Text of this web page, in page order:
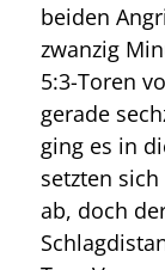
beiden
zwanzig
5:3-Toren
gerade
ging es in
setzten
ab, doch